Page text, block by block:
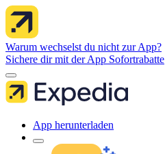
Warum wechselst du nicht zur App?
Sichere dir mit der App Sofortrabatte
App herunterladen